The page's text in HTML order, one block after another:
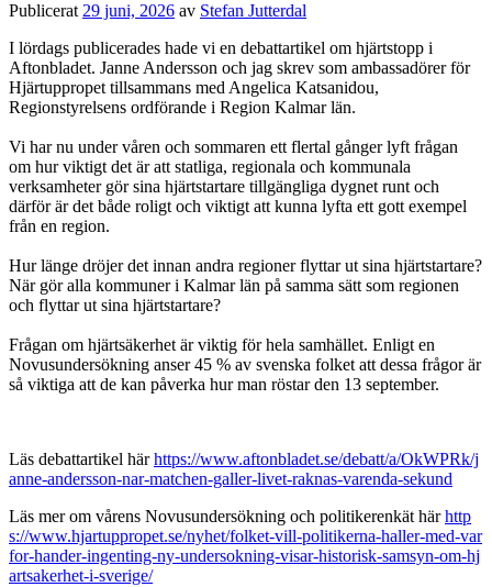
Publicerat 29 juni, 2026 av Stefan Jutterdal
I lördags publicerades hade vi en debattartikel om hjärtstopp i
Aftonbladet. Janne Andersson och jag skrev som ambassadörer för
Hjärtuppropet tillsammans med Angelica Katsanidou,
Regionstyrelsens ordförande i Region Kalmar län.
Vi har nu under våren och sommaren ett flertal gånger lyft frågan
om hur viktigt det är att statliga, regionala och kommunala
verksamheter gör sina hjärtstartare tillgängliga dygnet runt och
därför är det både roligt och viktigt att kunna lyfta ett gott exempel
från en region.
Hur länge dröjer det innan andra regioner flyttar ut sina hjärtstartare?
När gör alla kommuner i Kalmar län på samma sätt som regionen
och flyttar ut sina hjärtstartare?
Frågan om hjärtsäkerhet är viktig för hela samhället. Enligt en
Novusundersökning anser 45 % av svenska folket att dessa frågor är
så viktiga att de kan påverka hur man röstar den 13 september.
Läs debattartikel härhttps://www.aftonbladet.se/debatt/a/OkWPRk/j
anne-andersson-nar-matchen-galler-livet-raknas-varenda-sekund
Läs mer om vårens Novusundersökning och politikerenkät härhttp
s://www.hjartuppropet.se/nyhet/folket-vill-politikerna-haller-med-var
for-hander-ingenting-ny-undersokning-visar-historisk-samsyn-om-hj
artsakerhet-i-sverige/